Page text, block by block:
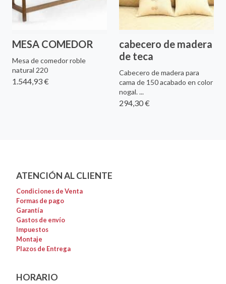
MESA COMEDOR
Mesa de comedor roble
natural 220
1.544,93 €
cabecero de madera
de teca
Cabecero de madera para
cama de 150 acabado en color
nogal. ...
294,30 €
ATENCIÓN AL CLIENTE
Condiciones de Venta
Formas de pago
Garantía
Gastos de envío
Impuestos
Montaje
Plazos de Entrega
HORARIO